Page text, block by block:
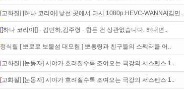
[고화질] [하나 코리아] 낯선 곳에서 다시 1080p.HEVC-WANNA[김민..
[[하나 코리아]] - 김민하,김주령 - 힘든 건 상관없습니다. 해내면..
정식릴 [ 뽀로로 보물섬 대모험 ] 뽀통령과 친구들의 스펙터클 어..
[고화질] [눈동자] 시야가 흐려질수록 조여오는 극강의 서스펜스 1..
[고화질] [눈동자] 시야가 흐려질수록 조여오는 극강의 서스펜스 1..